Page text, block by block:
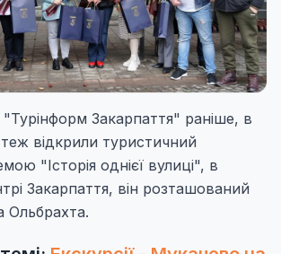
Закарпаття" раніше, в
теж відкрили туристичний
"Історія однієї вулиці", в
Закарпаття, він розташований
Ольбрахта.